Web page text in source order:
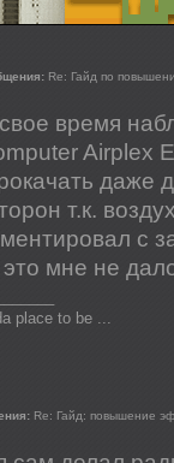
Re: Гайд по
время
Airplex
даже
т.к.
с
это мне не
place to be ...
Re: Гайд: повышение